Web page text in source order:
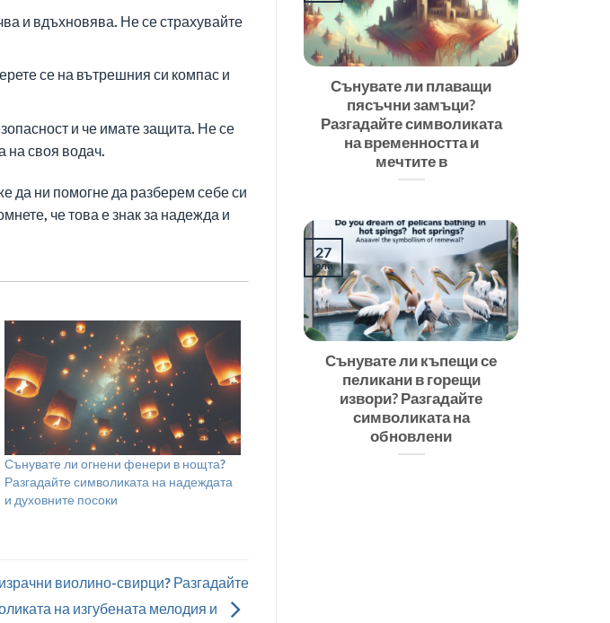
и вдъхновява. Не се страхувайте
се на вътрешния си компас и
и че имате защита. Не се
на своя водач.
да ни помогне да разберем себе си
че това е знак за надежда и
Сънувате ли огнени фенери в нощта?
Разгадайте символиката на надеждата
и духовните посоки
виолино-свирци? Разгадайте
на изгубената мелодия и
Сънувате ли плаващи
пясъчни замъци?
Разгадайте символиката
на временността и
мечтите в
Сънувате ли къпещи се
пеликани в горещи
извори? Разгадайте
символиката на
обновлени
27
юли